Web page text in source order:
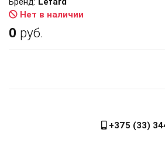
Нет в наличии
0 руб.
+375 (33)